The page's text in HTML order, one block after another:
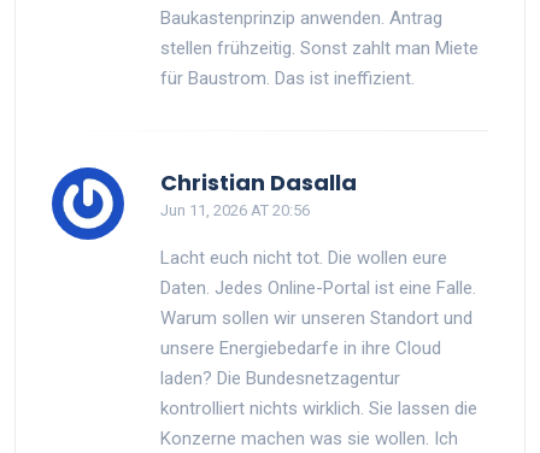
Baukastenprinzip anwenden. Antrag
stellen frühzeitig. Sonst zahlt man Miete
für Baustrom. Das ist ineffizient.
Christian Dasalla
Jun 11, 2026 AT 20:56
Lacht euch nicht tot. Die wollen eure
Daten. Jedes Online-Portal ist eine Falle.
Warum sollen wir unseren Standort und
unsere Energiebedarfe in ihre Cloud
laden? Die Bundesnetzagentur
kontrolliert nichts wirklich. Sie lassen die
Konzerne machen was sie wollen. Ich